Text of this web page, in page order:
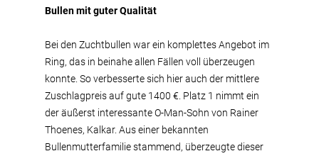
Bullen mit guter Qualität
Bei den Zuchtbullen war ein komplettes Angebot im
Ring, das in beinahe allen Fällen voll überzeugen
konnte. So verbesserte sich hier auch der mittlere
Zuschlagpreis auf gute 1400 €. Platz 1 nimmt ein
der äußerst interessante O-Man-Sohn von Rainer
Thoenes, Kalkar. Aus einer bekannten
Bullenmutterfamilie stammend, überzeugte dieser